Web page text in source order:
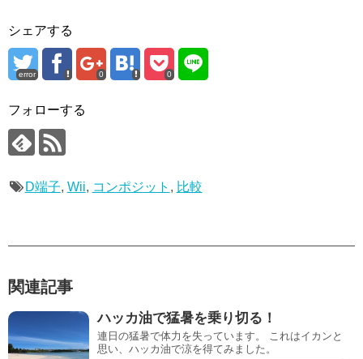
シェアする
error 0 0
フォローする
D端子, Wii, コンポジット , 比較
関連記事
ハッカ油で猛暑を乗り切る！
連日の猛暑で体力を失っています。 これはイカンと
思い、ハッカ油で涼を得てみました。